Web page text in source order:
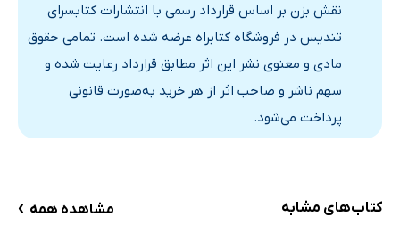
نقش بزن بر اساس قرارداد رسمی با انتشارات کتابسرای
تندیس در فروشگاه کتابراه عرضه شده است. تمامی حقوق
مادی و معنوی نشر این اثر مطابق قرارداد رعایت شده و
سهم ناشر و صاحب اثر از هر خرید به‌صورت قانونی
پرداخت می‌شود.
کتاب‌های مشابه مشاهده همه ›